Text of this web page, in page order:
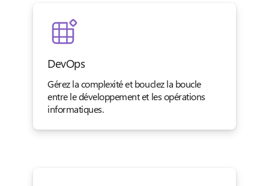
DevOps
Gérez la complexité et bouclez la boucle
entre le développement et les opérations
informatiques.